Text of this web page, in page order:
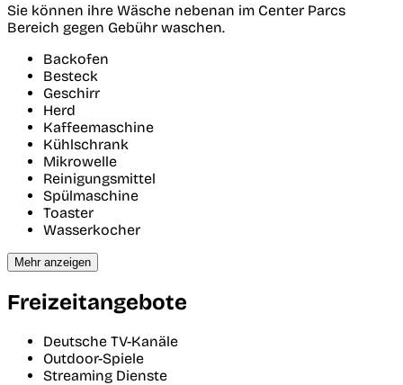
Sie können ihre Wäsche nebenan im Center Parcs
Bereich gegen Gebühr waschen.
Backofen
Besteck
Geschirr
Herd
Kaffeemaschine
Kühlschrank
Mikrowelle
Reinigungsmittel
Spülmaschine
Toaster
Wasserkocher
Mehr anzeigen
Freizeitangebote
Deutsche TV-Kanäle
Outdoor-Spiele
Streaming Dienste